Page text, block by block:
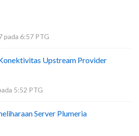
pada 6:57 PTG
Upstream Provider
5:52 PTG
Server Plumeria